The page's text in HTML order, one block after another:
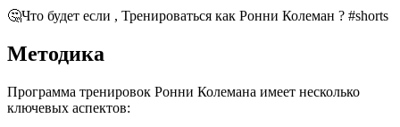
🤔Что будет если , Тренироваться как Ронни Колеман ? #shorts
Методика
Программа тренировок Ронни Колемана имеет несколько
ключевых аспектов: